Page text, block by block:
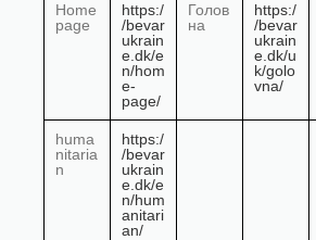
Home
page
https:/
/bevar
ukrain
e.dk/e
n/hom
e-
page/
Голов
на
https:/
/bevar
ukrain
e.dk/u
k/golo
vna/
huma
nitaria
n
https:/
/bevar
ukrain
e.dk/e
n/hum
anitari
an/